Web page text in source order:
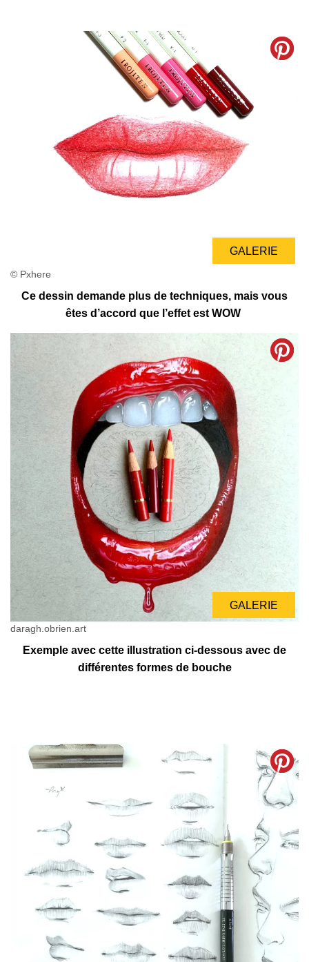
© Pxhere
GALERIE
Ce dessin demande plus de techniques, mais vous
êtes d’accord que l’effet est WOW
daragh.obrien.art
GALERIE
Exemple avec cette illustration ci-dessous avec de
différentes formes de bouche